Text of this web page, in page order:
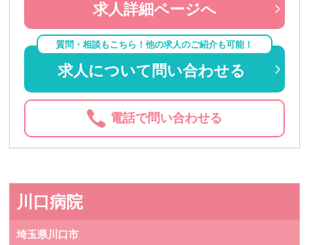
求人詳細ページへ
質問・相談もこちら！他の求人のご紹介も可能！
求人について問い合わせる
電話で問い合わせる
川口病院
埼玉県川口市